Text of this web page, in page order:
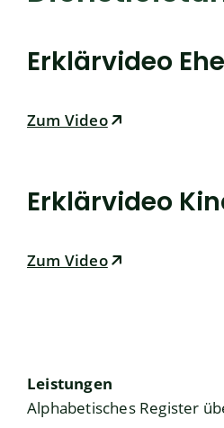
Erklärvideo
Zum Video
Erklärvideo
Zum Video
Leistungen
Alphabetisches Register